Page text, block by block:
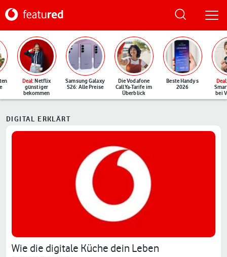
Deal: Netflix
günstiger
bekommen
Samsung Galaxy
S26: Alle Preise
Die Vodafone
CallYa-Tarife im
Überblick
Beste Handys
2026
Deal
bei
DIGITAL ERKLÄRT
Wie die digitale Küche dein Leben